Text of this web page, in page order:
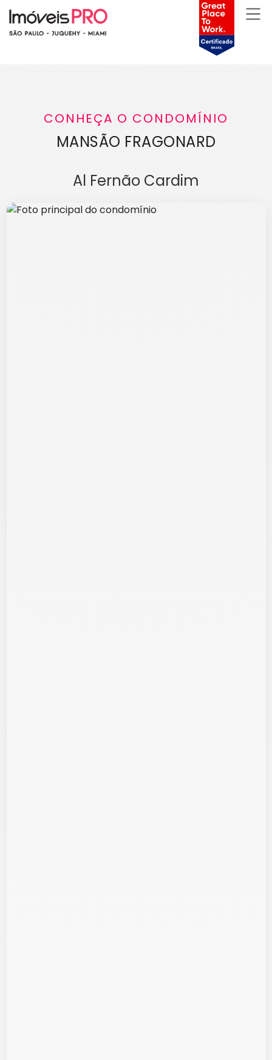
CONHEÇA O CONDOMÍNIO
MANSÃO FRAGONARD
Al Fernão Cardim